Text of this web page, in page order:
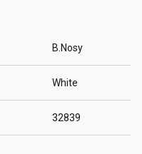
B.Nosy
White
32839